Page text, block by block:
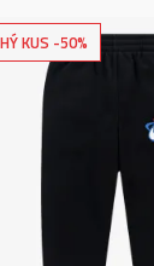
KUS -50%